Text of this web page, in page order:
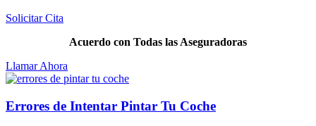
Solicitar Cita
Acuerdo con Todas las Aseguradoras
Llamar Ahora
Errores de Intentar Pintar Tu Coche